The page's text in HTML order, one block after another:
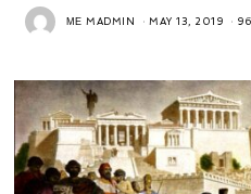
ΜΕMADMIN MAY 13, 2019